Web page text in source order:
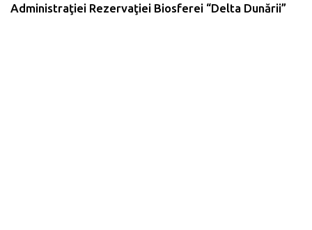
Administraţiei Rezervaţiei Biosferei “Delta Dunării”